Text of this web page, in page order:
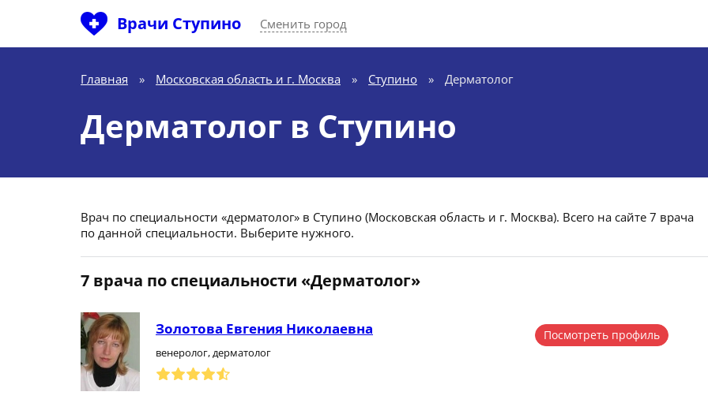
Врачи Ступино Сменить город
Главная » Московская область и г. Москва » Ступино » Дерматолог
Дерматолог в Ступино
Врач по специальности «дерматолог» в Ступино (Московская область и г. Москва). Всего на сайте 7 врача
по данной специальности. Выберите нужного.
7 врача по специальности «Дерматолог»
Золотова Евгения Николаевна
венеролог, дерматолог
Посмотреть профиль